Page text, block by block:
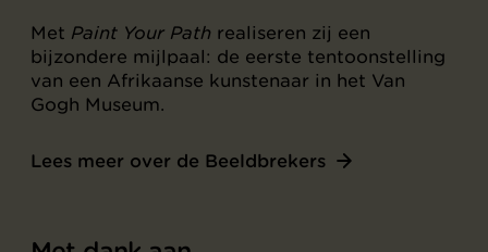
Met Paint Your Path realiseren zij een
bijzondere mijlpaal: de eerste tentoonstelling
van een Afrikaanse kunstenaar in het Van
Gogh Museum.
Lees meer over de Beeldbrekers